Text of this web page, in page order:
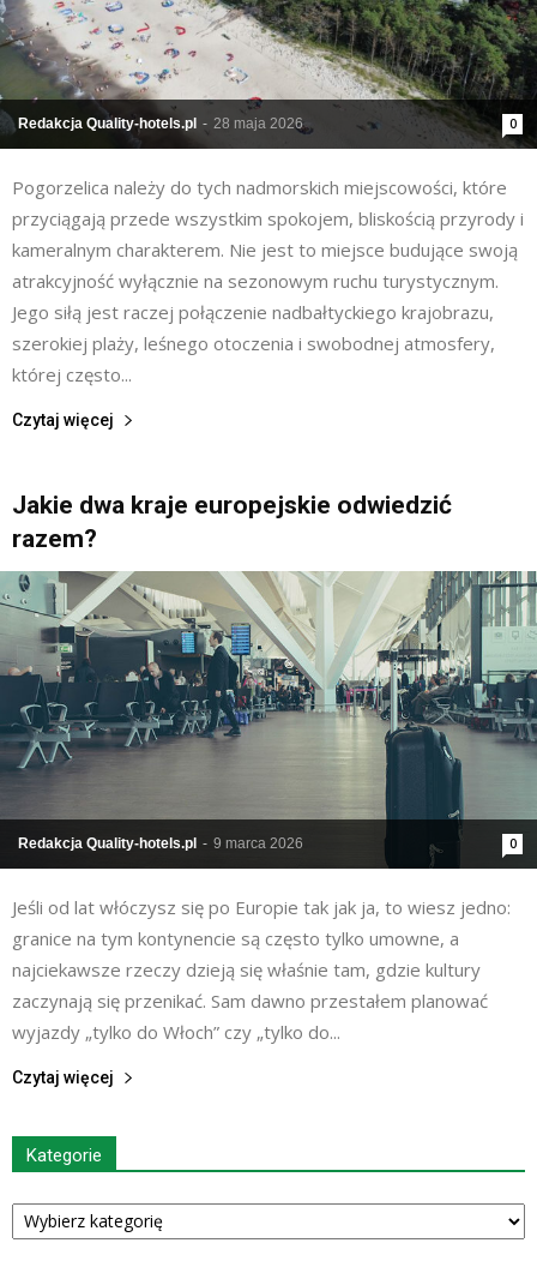
Redakcja Quality-hotels.pl - 28 maja 2026 0
Pogorzelica należy do tych nadmorskich miejscowości, które
przyciągają przede wszystkim spokojem, bliskością przyrody i
kameralnym charakterem. Nie jest to miejsce budujące swoją
atrakcyjność wyłącznie na sezonowym ruchu turystycznym.
Jego siłą jest raczej połączenie nadbałtyckiego krajobrazu,
szerokiej plaży, leśnego otoczenia i swobodnej atmosfery,
której często...
Czytaj więcej
Jakie dwa kraje europejskie odwiedzić
razem?
Redakcja Quality-hotels.pl - 9 marca 2026 0
Jeśli od lat włóczysz się po Europie tak jak ja, to wiesz jedno:
granice na tym kontynencie są często tylko umowne, a
najciekawsze rzeczy dzieją się właśnie tam, gdzie kultury
zaczynają się przenikać. Sam dawno przestałem planować
wyjazdy „tylko do Włoch” czy „tylko do...
Czytaj więcej
Kategorie
Kategorie